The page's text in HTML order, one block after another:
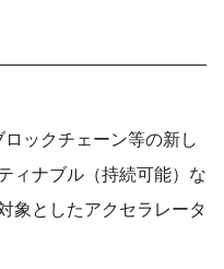
ックチェーン等の新し
ィナブル（持続可能）な
象としたアクセラレータ